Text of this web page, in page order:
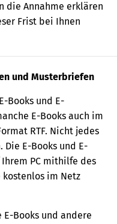
die Annahme erklären
Frist bei Ihnen
und Musterbriefen
Books und E-
E-Books auch im
RTF. Nicht jedes
Die E-Books und E-
PC mithilfe des
kostenlos im Netz
Books und andere